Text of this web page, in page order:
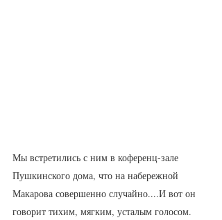
Мы встретились с ним в коференц-зале
Пушкинского дома, что на набережной
Макарова совершенно случайно....И вот он
говорит тихим, мягким, усталым голосом.